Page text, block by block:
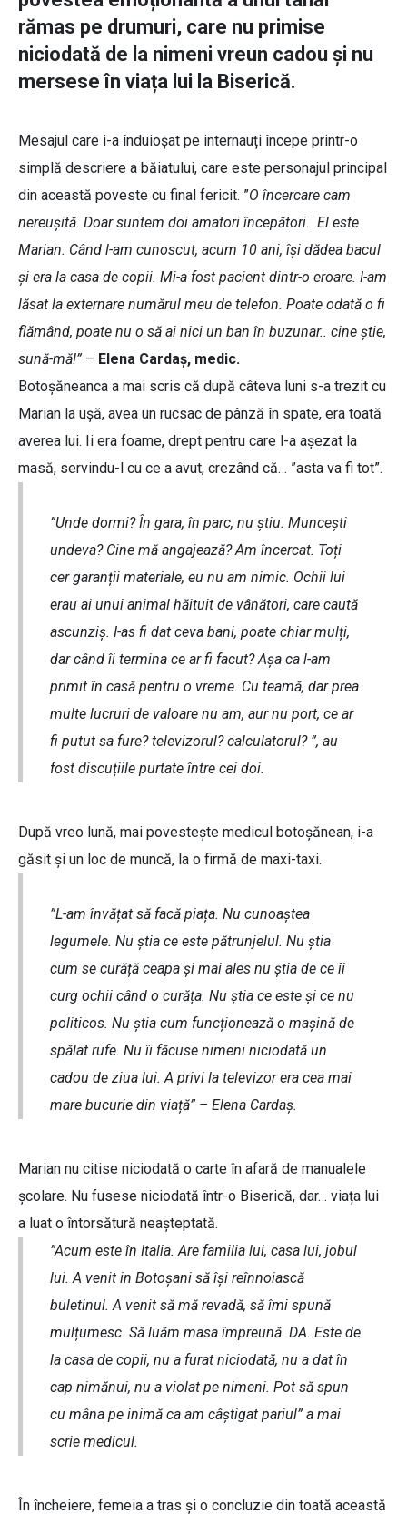
rămas pe drumuri, care nu primise
niciodată de la nimeni vreun cadou și nu
mersese în viața lui la Biserică.
Mesajul care i-a înduioșat pe internauți începe printr-o
simplă descriere a băiatului, care este personajul principal
din această poveste cu final fericit. ”O încercare cam
nereușită. Doar suntem doi amatori începători. El este
Marian. Când l-am cunoscut, acum 10 ani, își dădea bacul
și era la casa de copii. Mi-a fost pacient dintr-o eroare. I-am
lăsat la externare numărul meu de telefon. Poate odată o fi
flămând, poate nu o să ai nici un ban în buzunar.. cine știe,
sună-mă!” – Elena Cardaș, medic.
Botoșăneanca a mai scris că după câteva luni s-a trezit cu
Marian la ușă, avea un rucsac de pânză în spate, era toată
averea lui. Ii era foame, drept pentru care l-a așezat la
masă, servindu-l cu ce a avut, crezând că… ”asta va fi tot”.
”Unde dormi? În gara, în parc, nu știu. Muncești
undeva? Cine mă angajează? Am încercat. Toți
cer garanții materiale, eu nu am nimic. Ochii lui
erau ai unui animal hăituit de vânători, care caută
ascunziș. I-as fi dat ceva bani, poate chiar mulți,
dar când îi termina ce ar fi facut? Așa ca l-am
primit în casă pentru o vreme. Cu teamă, dar prea
multe lucruri de valoare nu am, aur nu port, ce ar
fi putut sa fure? televizorul? calculatorul? ”, au
fost discuțiile purtate între cei doi.
După vreo lună, mai povestește medicul botoșănean, i-a
găsit și un loc de muncă, la o firmă de maxi-taxi.
”L-am învățat să facă piața. Nu cunoaștea
legumele. Nu știa ce este pătrunjelul. Nu știa
cum se curăță ceapa și mai ales nu știa de ce îi
curg ochii când o curăța. Nu știa ce este și ce nu
politicos. Nu știa cum funcționează o mașină de
spălat rufe. Nu îi făcuse nimeni niciodată un
cadou de ziua lui. A privi la televizor era cea mai
mare bucurie din viață” – Elena Cardaș.
Marian nu citise niciodată o carte în afară de manualele
școlare. Nu fusese niciodată într-o Biserică, dar… viața lui
a luat o întorsătură neașteptată.
”Acum este în Italia. Are familia lui, casa lui, jobul
lui. A venit in Botoșani să își reînnoiască
buletinul. A venit să mă revadă, să îmi spună
mulțumesc. Să luăm masa împreună. DA. Este de
la casa de copii, nu a furat niciodată, nu a dat în
cap nimănui, nu a violat pe nimeni. Pot să spun
cu mâna pe inimă ca am câștigat pariul” a mai
scrie medicul.
În încheiere, femeia a tras și o concluzie din toată această